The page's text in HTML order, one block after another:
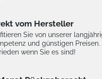
vom Hersteller
Sie von unserer
und günstigen
wenn Sie es sind!